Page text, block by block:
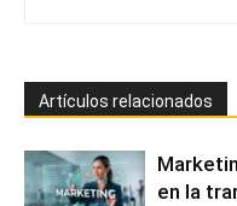
Artículos relacionados
en la